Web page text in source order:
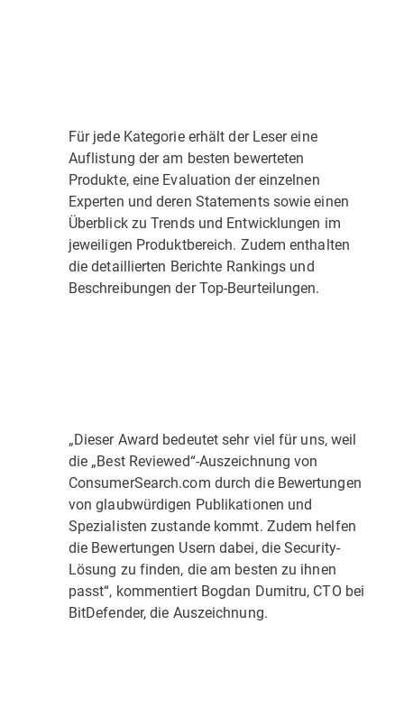
Für jede Kategorie erhält der Leser eine
Auflistung der am besten bewerteten
Produkte, eine Evaluation der einzelnen
Experten und deren Statements sowie einen
Überblick zu Trends und Entwicklungen im
jeweiligen Produktbereich. Zudem enthalten
die detaillierten Berichte Rankings und
Beschreibungen der Top-Beurteilungen.
„Dieser Award bedeutet sehr viel für uns, weil
die „Best Reviewed“-Auszeichnung von
ConsumerSearch.com durch die Bewertungen
von glaubwürdigen Publikationen und
Spezialisten zustande kommt. Zudem helfen
die Bewertungen Usern dabei, die Security-
Lösung zu finden, die am besten zu ihnen
passt“, kommentiert Bogdan Dumitru, CTO bei
BitDefender, die Auszeichnung.